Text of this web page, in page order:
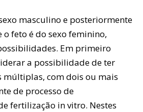
masculino e posteriormente
feto é do sexo feminino,
Em primeiro
a possibilidade de ter
múltiplas, com dois ou mais
de processo de
fertilização in vitro. Nestes